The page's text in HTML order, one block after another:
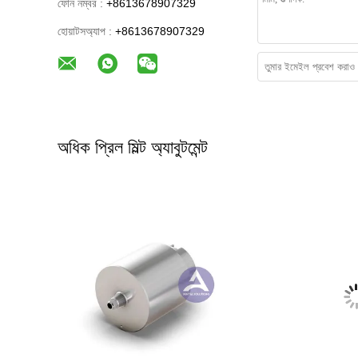
ফোন নম্বর : +8613678907329
হোয়াটসঅ্যাপ : +8613678907329
অধিক প্রিল মিল্ট অ্যাবুটমেন্ট